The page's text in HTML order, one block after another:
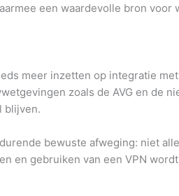
een waardevolle bron
meer inzetten op integratie
zoals de AVG en de
blijven.
bewuste afweging: niet
en gebruiken van een VPN